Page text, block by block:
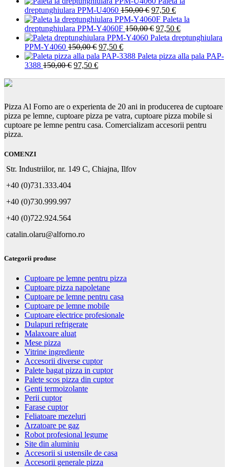
a
fost:
150,00 €.
este:
97,50 €.
dreptunghiulara PPM-U4060 150,00€ Prețul
inițial
a
fost:
97,50 €Prețul
curent
este:
97,50 €.
Paleta la
dreptunghiulara PPM-Y4060F 150,00€ Prețul
inițial
fost:
97,50 €Prețul
curent
97,50 €.
Paleta dreptunghiulara
PPM-Y4060 150,00€ Prețul
inițial
97,50 €Prețul
curentPaleta pizza alla pala PAP-
3388 150,00€ Prețul
97,50 €Prețul
Pizza Al Forno are o experienta de 20 ani in producerea de cuptoare
pizza pe lemne, cuptoare pizza pe vatra, cuptoare pizza mobile si
cuptoare pe lemne pentru casa. Comercializam accesorii pentru
pizza.
COMENZI
Str. Industriilor, nr. 149 C, Chiajna, Ilfov
+40 (0)731.333.404
+40 (0)730.999.997
+40 (0)722.924.564
catalin.olaru@alforno.ro
Categorii produse
Cuptoare pe lemne pentru pizza
Cuptoare pizza napoletane
Cuptoare pe lemne pentru casa
Cuptoare pe lemne mobile
Cuptoare electrice profesionale
Dulapuri refrigerate
Malaxoare aluat
Mese pizza
Vitrine ingrediente
Accesorii diverse cuptor
Palete bagat pizza in cuptor
Palete scos pizza din cuptor
Genti termoizolante
Perii cuptor
Farase cuptor
Feliatoare mezeluri
Arzatoare pe gaz
Robot profesional legume
Site din aluminiu
Accesorii si ustensile de casa
Accesorii generale pizza